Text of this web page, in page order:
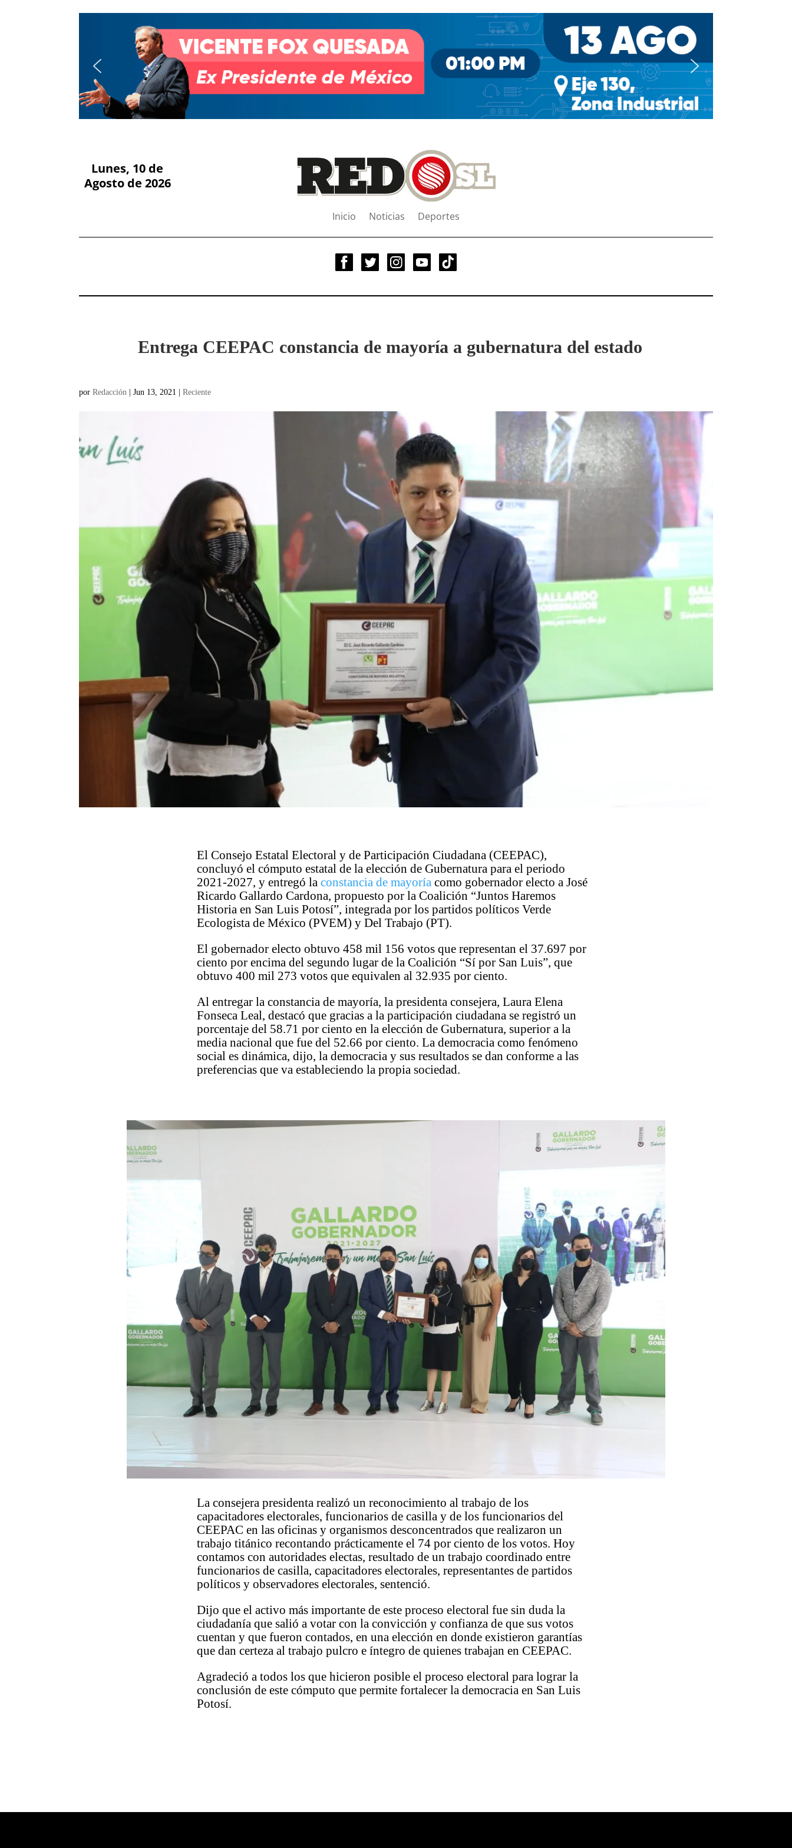
Lunes, 10 de
Agosto de 2026
Inicio Noticias Deportes
Entrega CEEPAC constancia de mayoría a gubernatura del estado
porRedacción |Jun 13, 2021 |Reciente
El Consejo Estatal Electoral y de Participación Ciudadana (CEEPAC),
concluyó el cómputo estatal de la elección de Gubernatura para el periodo
2021-2027, y entregó la constancia de mayoría como gobernador electo a José
Ricardo Gallardo Cardona, propuesto por la Coalición “Juntos Haremos
Historia en San Luis Potosí”, integrada por los partidos políticos Verde
Ecologista de México (PVEM) y Del Trabajo (PT).
El gobernador electo obtuvo 458 mil 156 votos que representan el 37.697 por
ciento por encima del segundo lugar de la Coalición “Sí por San Luis”, que
obtuvo 400 mil 273 votos que equivalen al 32.935 por ciento.
Al entregar la constancia de mayoría, la presidenta consejera, Laura Elena
Fonseca Leal, destacó que gracias a la participación ciudadana se registró un
porcentaje del 58.71 por ciento en la elección de Gubernatura, superior a la
media nacional que fue del 52.66 por ciento. La democracia como fenómeno
social es dinámica, dijo, la democracia y sus resultados se dan conforme a las
preferencias que va estableciendo la propia sociedad.
La consejera presidenta realizó un reconocimiento al trabajo de los
capacitadores electorales, funcionarios de casilla y de los funcionarios del
CEEPAC en las oficinas y organismos desconcentrados que realizaron un
trabajo titánico recontando prácticamente el 74 por ciento de los votos. Hoy
contamos con autoridades electas, resultado de un trabajo coordinado entre
funcionarios de casilla, capacitadores electorales, representantes de partidos
políticos y observadores electorales, sentenció.
Dijo que el activo más importante de este proceso electoral fue sin duda la
ciudadanía que salió a votar con la convicción y confianza de que sus votos
cuentan y que fueron contados, en una elección en donde existieron garantías
que dan certeza al trabajo pulcro e íntegro de quienes trabajan en CEEPAC.
Agradeció a todos los que hicieron posible el proceso electoral para lograr la
conclusión de este cómputo que permite fortalecer la democracia en San Luis
Potosí.